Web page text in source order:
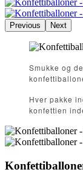
Previous Next
Smukke og
Hver pakke
konfettien